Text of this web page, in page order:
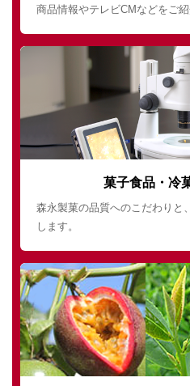
商品情報やテレビCMなどをご紹
菓子食品・冷
森永製菓の品質へのこだわりと
します。